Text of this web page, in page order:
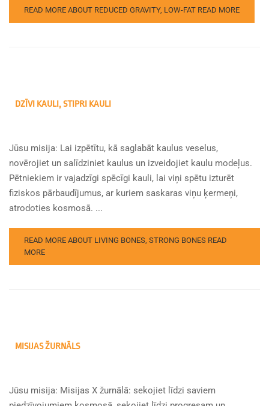
READ MORE ABOUT REDUCED GRAVITY, LOW-FAT READ MORE
DZĪVI KAULI, STIPRI KAULI
Jūsu misija: Lai izpētītu, kā saglabāt kaulus veselus,
novērojiet un salīdziniet kaulus un izveidojiet kaulu modeļus.
Pētniekiem ir vajadzīgi spēcīgi kauli, lai viņi spētu izturēt
fiziskos pārbaudījumus, ar kuriem saskaras viņu ķermeņi,
atrodoties kosmosā. ...
READ MORE ABOUT LIVING BONES, STRONG BONES READ
MORE
MISIJAS ŽURNĀLS
Jūsu misija: Misijas X žurnālā: sekojiet līdzi saviem